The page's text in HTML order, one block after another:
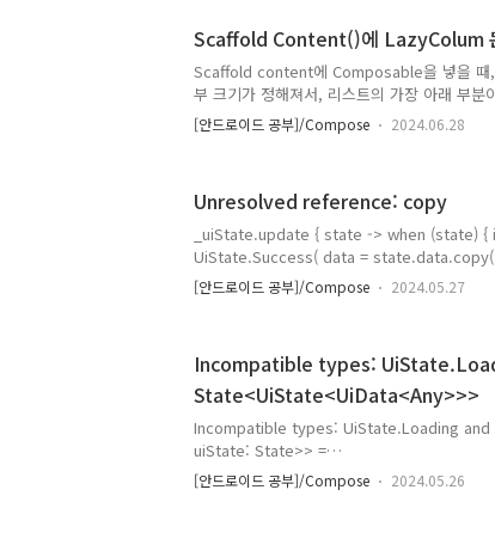
Scaffold Content()에 LazyColum
Scaffold content에 Composable을 넣을 때,
부 크기가 정해져서, 리스트의 가장 아래 부분
될 경우 스크롤이 아래까지 자동으로 되지 않
fillMaxSize()적용 해서 전체 크기 사용 가능 하
ge. Each dimension must be
a..
[안드로이드 공부]/Compose 2024.06.28
Unresolved reference: copy
_uiState.update { state -> when (state) { is UiState.Success -> {
UiState.Success( data = state.data.copy( newlyAddedId =
event.addedId ) ) } else -> state }}이 코드에서 발생하는 오류
는 UiState.Success의 data 필드가 UiData
[안드로이드 공부]/Compose 2024.05.27
Incompatible types:
State<UiState<UiData<Any>>>
Incompatible types: UiState.Loading and
uiState: State>> =
UiState.Loading -> { 원인과 해결
[안드로이드 공부]/Compose 2024.05.26